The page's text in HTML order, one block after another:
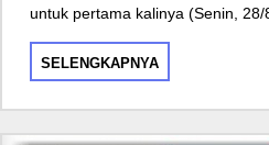
untuk pertama kalinya (Senin,
SELENGKAPNYA